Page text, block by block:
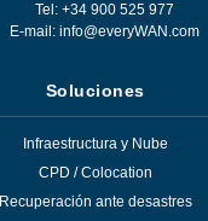
Tel: +34 900 525 977
E-mail: info@everyWAN.com
Soluciones
Infraestructura y Nube
CPD / Colocation
Recuperación ante desastres